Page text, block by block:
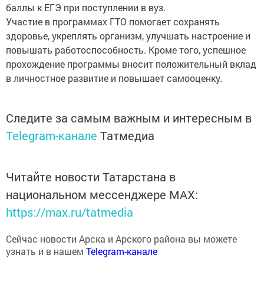
баллы к ЕГЭ при поступлении в вуз.
Участие в программах ГТО помогает сохранять
здоровье, укреплять организм, улучшать настроение и
повышать работоспособность. Кроме того, успешное
прохождение программы вносит положительный вклад
в личностное развитие и повышает самооценку.
Следите за самым важным и интересным в
Telegram-канале Татмедиа
Читайте новости Татарстана в
национальном мессенджере MАХ:
https://max.ru/tatmedia
Сейчас новости Арска и Арского района вы можете
узнать и в нашем Telegram-канале